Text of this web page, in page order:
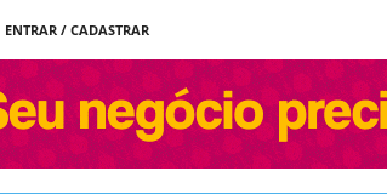
ENTRAR / CADASTRAR